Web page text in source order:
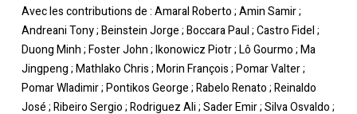
Avec les contributions de : Amaral Roberto ; Amin Samir ;
Andreani Tony ; Beinstein Jorge ; Boccara Paul ; Castro Fidel ;
Duong Minh ; Foster John ; Ikonowicz Piotr ; Lô Gourmo ; Ma
Jingpeng ; Mathlako Chris ; Morin François ; Pomar Valter ;
Pomar Wladimir ; Pontikos George ; Rabelo Renato ; Reinaldo
José ; Ribeiro Sergio ; Rodriguez Ali ; Sader Emir ; Silva Osvaldo ;